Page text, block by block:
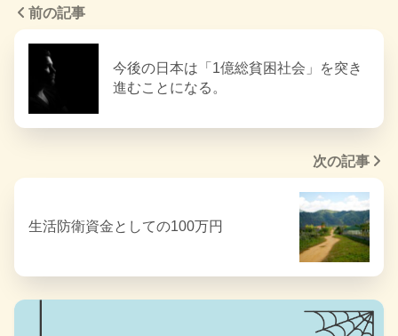
前の記事
今後の日本は「1億総貧困社会」を突き
進むことになる。
次の記事
生活防衛資金としての100万円